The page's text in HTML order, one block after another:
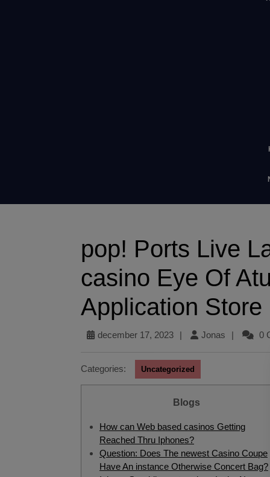
‎‎pop! Ports Live
casino Eye Of
Application Store
december 17, 2023 | Jonas | 0
Categories: Uncategorized
Blogs
How can Web based casinos Getting
Reached Thru Iphones?
Question: Does The newest Casino Coupe
Have An instance Otherwise Concert Bag?